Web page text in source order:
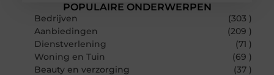
POPULAIRE ONDERWERPEN
Bedrijven
(303 )
Aanbiedingen
(209 )
Dienstverlening
(71 )
Woning en Tuin
(69 )
Beauty en verzorging
(37 )